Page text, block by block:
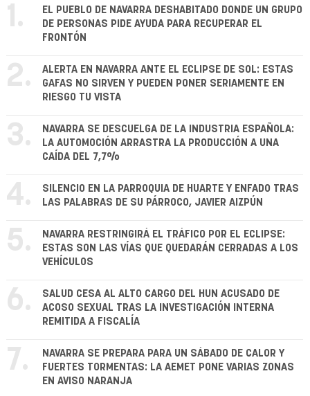
1.
EL PUEBLO DE NAVARRA DESHABITADO DONDE UN GRUPO
DE PERSONAS PIDE AYUDA PARA RECUPERAR EL
FRONTÓN
2.
ALERTA EN NAVARRA ANTE EL ECLIPSE DE SOL: ESTAS
GAFAS NO SIRVEN Y PUEDEN PONER SERIAMENTE EN
RIESGO TU VISTA
3.
NAVARRA SE DESCUELGA DE LA INDUSTRIA ESPAÑOLA:
LA AUTOMOCIÓN ARRASTRA LA PRODUCCIÓN A UNA
CAÍDA DEL 7,7%
4.
SILENCIO EN LA PARROQUIA DE HUARTE Y ENFADO TRAS
LAS PALABRAS DE SU PÁRROCO, JAVIER AIZPÚN
5.
NAVARRA RESTRINGIRÁ EL TRÁFICO POR EL ECLIPSE:
ESTAS SON LAS VÍAS QUE QUEDARÁN CERRADAS A LOS
VEHÍCULOS
6.
SALUD CESA AL ALTO CARGO DEL HUN ACUSADO DE
ACOSO SEXUAL TRAS LA INVESTIGACIÓN INTERNA
REMITIDA A FISCALÍA
7.
NAVARRA SE PREPARA PARA UN SÁBADO DE CALOR Y
FUERTES TORMENTAS: LA AEMET PONE VARIAS ZONAS
EN AVISO NARANJA